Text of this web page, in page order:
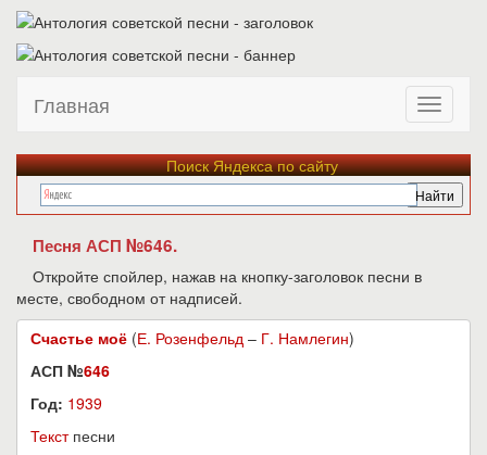
Главная
Поиск Яндекса по сайту
Песня АСП №646.
Откройте спойлер, нажав на кнопку-заголовок песни в
месте, свободном от надписей.
Счастье моё (Е. Розенфельд – Г. Намлегин)
АСП №646
Год: 1939
Текстпесни